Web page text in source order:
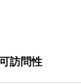
可訪問性